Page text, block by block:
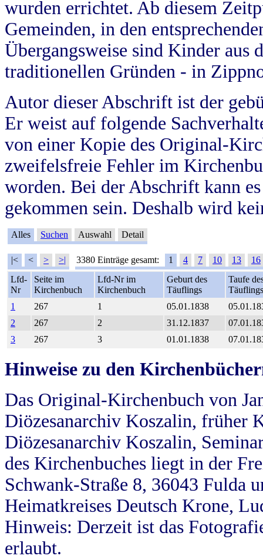
wurden errichtet. Ab diesem
Gemeinden, in den
Übergangsweise sind Kinder aus
traditionellen Gründen - in
Autor dieser Abschrift ist der
Er weist auf folgende
von einer Kopie des Original-
zweifelsfreie Fehler im
worden. Bei der Abschrift kann
gekommen sein. Deshalb wird
Alles Suchen Auswahl Detail
|< < > >| 3380 Einträge gesamt: 1 4 7 10 13
16
Lfd-
Nr
Seite im
Kirchenbuch
Lfd-Nr im
Kirchenbuch
Geburt des
Täuflings
Taufe
Täuflings
1
267 1 05.01.1838
2
267 2 31.12.1837
3
267 3 01.01.1838
Hinweise zu den
Das Original-Kirchenbuch von
Diözesanarchiv Koszalin, früher
Diözesanarchiv Koszalin,
des Kirchenbuches liegt in der
Schwank-Straße 8, 36043 Fulda
Heimatkreises Deutsch Krone,
Hinweis: Derzeit ist das
erlaubt.